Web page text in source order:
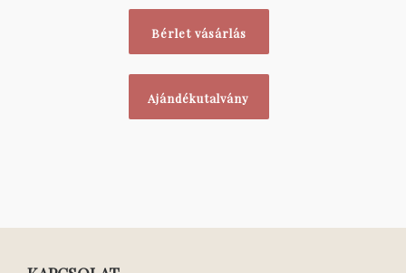
Bérlet vásárlás
Ajándékutalvány